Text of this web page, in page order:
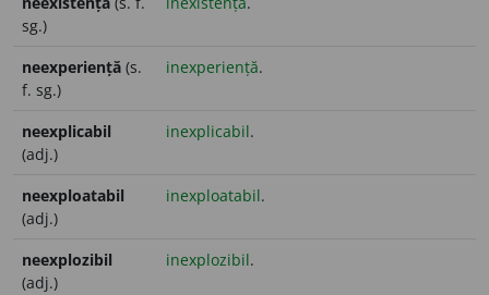
sg.)
neexperiență (s.
f. sg.)
inexperiență.
neexplicabil
(adj.)
inexplicabil.
neexploatabil
(adj.)
inexploatabil.
neexplozibil
(adj.)
inexplozibil.